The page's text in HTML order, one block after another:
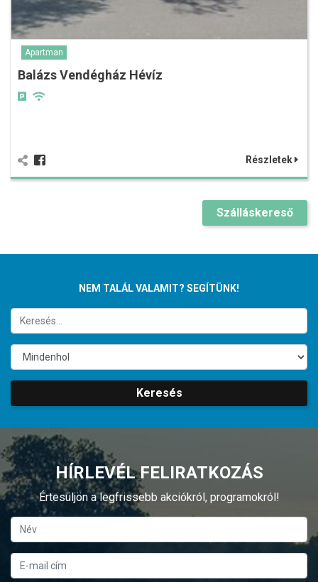
Apartman
Balázs Vendégház Hévíz
Részletek
Szálláskereső
NEM TALÁL VALAMIT? SEGÍTÜNK!
Keresés
HÍRLEVÉL FELIRATKOZÁS
Értesüljön a legfrissebb akciókról, programokról!